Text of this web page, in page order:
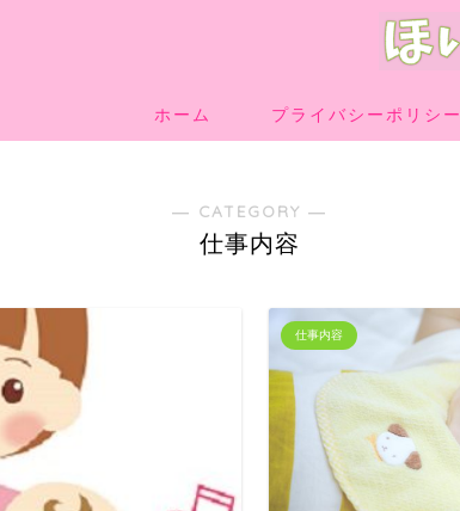
ホーム プライバシーポリシー
― CATEGORY ―
仕事内容
仕事内容